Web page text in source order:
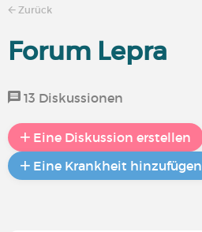
Zurück
Forum Lepra
13 Diskussionen
Eine Diskussion erstellen
Eine Krankheit hinzufügen